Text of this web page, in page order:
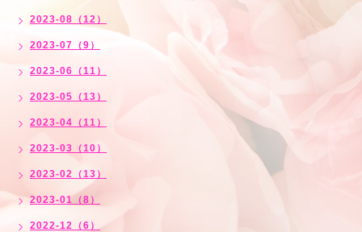
2023-08（12）
2023-07（9）
2023-06（11）
2023-05（13）
2023-04（11）
2023-03（10）
2023-02（13）
2023-01（8）
2022-12（6）